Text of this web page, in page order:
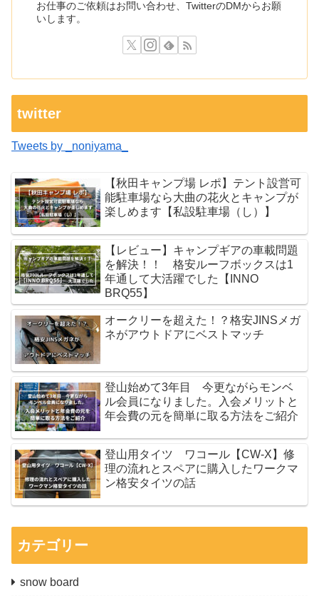
お仕事のご依頼はお問い合わせ、TwitterのDMからお願
いします。
twitter
Tweets by _noniyama_
【秋田キャンプ場 レポ】テント設営可
能駐車場なら大曲の花火とキャンプが
楽しめます【私設駐車場（し）】
【レビュー】キャンプギアの車載問題
を解決！！ 格安ルーフボックスは1
年通して大活躍でした【INNO
BRQ55】
オークリーを超えた！？格安JINSメガ
ネがアウトドアにベストマッチ
登山始めて3年目 今更ながらモンベ
ル会員になりました。入会メリットと
年会費の元を簡単に取る方法をご紹介
登山用タイツ ワコール【CW-X】修
理の流れとスペアに購入したワークマ
ン格安タイツの話
カテゴリー
snow board